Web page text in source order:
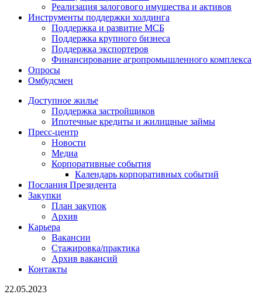
Реализация залогового имущества и активов
Инструменты поддержки холдинга
Поддержка и развитие МСБ
Поддержка крупного бизнеса
Поддержка экспортеров
Финансирование агропромышленного комплекса
Опросы
Омбудсмен
Доступное жилье
Поддержка застройщиков
Ипотечные кредиты и жилищные займы
Пресс-центр
Новости
Медиа
Корпоративные события
Календарь корпоративных событий
Послания Президента
Закупки
План закупок
Архив
Карьера
Вакансии
Стажировка/практика
Архив вакансий
Контакты
22.05.2023